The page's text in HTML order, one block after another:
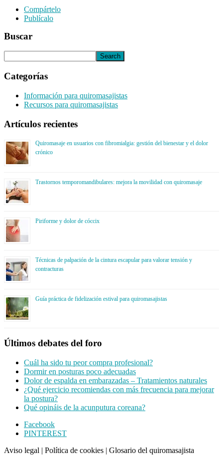
Compártelo
Publícalo
Buscar
Categorías
Información para quiromasajistas
Recursos para quiromasajistas
Artículos recientes
Quiromasaje en usuarios con fibromialgia: gestión del bienestar y el dolor
crónico
Trastornos temporomandibulares: mejora la movilidad con quiromasaje
Piriforme y dolor de cóccix
Técnicas de palpación de la cintura escapular para valorar tensión y
contracturas
Guía práctica de fidelización estival para quiromasajistas
Últimos debates del foro
Cuál ha sido tu peor compra profesional?
Dormir en posturas poco adecuadas
Dolor de espalda en embarazadas – Tratamientos naturales
¿Qué ejercicio recomiendas con más frecuencia para mejorar
la postura?
Qué opináis de la acunputura coreana?
Footer
CTA
Facebook
PINTEREST
Aviso legal | Política de cookies | Glosario del quiromasajista